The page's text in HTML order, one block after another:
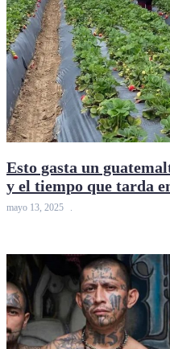
Esto gasta un
y el tiempo que tarda
mayo 13, 2025